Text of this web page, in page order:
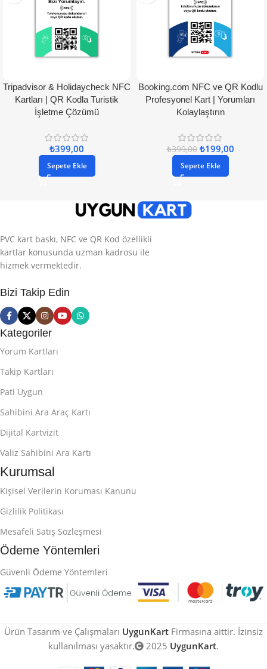
Tripadvisor & Holidaycheck NFC
Kartları | QR Kodla Turistik
İşletme Çözümü
₺399,00
Sepete Ekle
Booking.com NFC ve QR Kodlu
Profesyonel Kart | Yorumları
Kolaylaştırın
₺399,00 ₺199,00
Sepete Ekle
PVC kart baskı, NFC ve QR Kod özellikli
kartlar konusunda uzman kadrosu ile
hizmek vermektedir.
Bizi Takip Edin
Kategoriler
Yorum Kartları
Takip Kartları
Pati Uygun
Sahibini Ara Araç Kartı
Dijital Kartvizit
Valiz Sahibini Ara Kartı
Kurumsal
Kişisel Verilerin Koruması Kanunu
Gizlilik Politikası
Mesafeli Satış Sözleşmesi
Ödeme Yöntemleri
Güvenli Ödeme Yöntemleri
Ürün Tasarım ve Çalışmaları UygunKart Firmasına aittir. İzinsiz
kullanılması yasaktır.
2025 UygunKart.